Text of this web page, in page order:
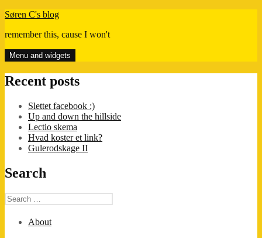
Skip
content
Søren C's blog
remember this, cause I won't
Menu and widgets
Recent posts
Slettet facebook :)
Up and down the hillside
Lectio skema
Hvad koster et link?
Gulerodskage II
Search
Search
for:
About